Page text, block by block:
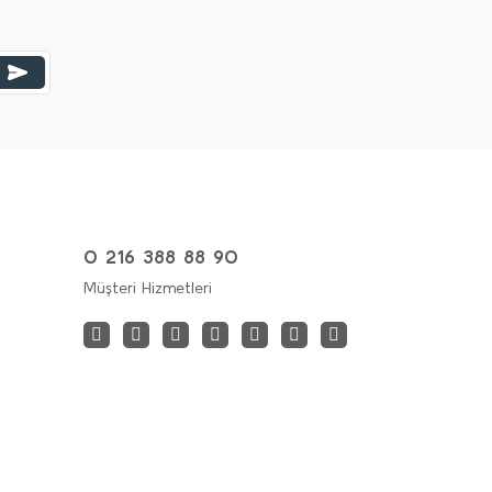
0 216 388 88 90
Müşteri Hizmetleri